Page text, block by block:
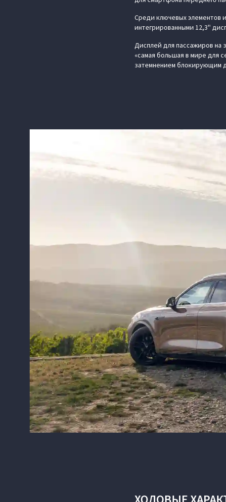
Среди ключевых элементов
интегрированными 12,3''
Дисплей для пассажиров на
«самая большая в мире для
затемнением блокирующим